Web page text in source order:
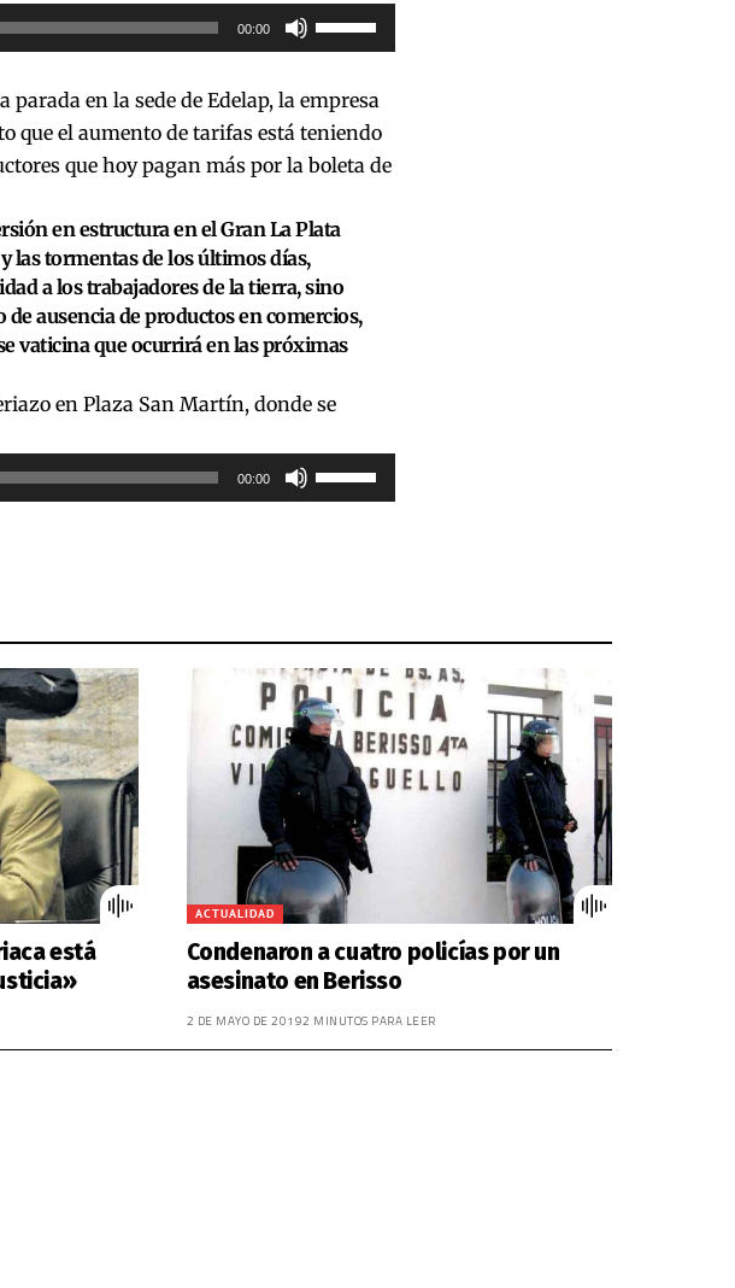
00:00
Utiliza
las
de
o
disminuir
el
en la sede de Edelap, la empresa
que el aumento de tarifas está teniendo
que hoy pagan más por la boleta de
en estructura en el Gran La Plata
las tormentas de los últimos días,
a los trabajadores de la tierra, sino
ausencia de productos en comercios,
vaticina que ocurrirá en las próximas
en Plaza San Martín, donde se
00:00
Utiliza
las
para
aumentar
o
disminuir
el
volumen.
está
ACTUALIDAD
Condenaron a cuatro policías por un
asesinato en Berisso
2 DE MAYO DE 20192 MINUTOS PARA LEER